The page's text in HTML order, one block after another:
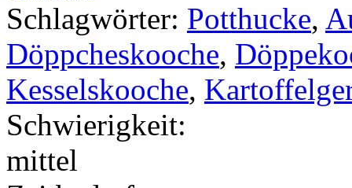
Schlagwörter: Potthucke,
Döppcheskooche,
Kesselskooche,
Schwierigkeit:
mittel